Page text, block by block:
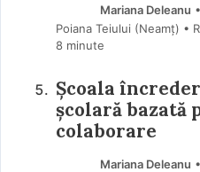
Mariana Deleanu
Poiana Teiului (Neamţ) •
8 minute
Școala
școlară bazată
colaborare
Mariana Deleanu